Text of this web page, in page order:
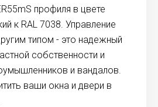
профиля в цвете
к RAL 7038. Управление
типом - это надежный
собственности и
и вандалов.
ваши окна и двери в